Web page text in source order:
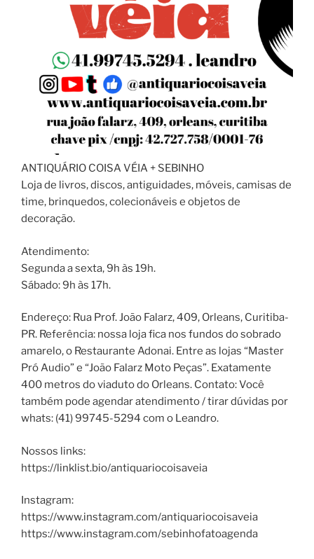
ANTIQUÁRIO COISA VÉIA + SEBINHO
Loja de livros, discos, antiguidades, móveis, camisas de
time, brinquedos, colecionáveis e objetos de
decoração.
Atendimento:
Segunda a sexta, 9h às 19h.
Sábado: 9h às 17h.
Endereço: Rua Prof. João Falarz, 409, Orleans, Curitiba-
PR. Referência: nossa loja fica nos fundos do sobrado
amarelo, o Restaurante Adonai. Entre as lojas “Master
Pró Audio” e “João Falarz Moto Peças”. Exatamente
400 metros do viaduto do Orleans. Contato: Você
também pode agendar atendimento / tirar dúvidas por
whats: (41) 99745-5294 com o Leandro.
Nossos links:
https://linklist.bio/antiquariocoisaveia
Instagram:
https://www.instagram.com/antiquariocoisaveia
https://www.instagram.com/sebinhofatoagenda